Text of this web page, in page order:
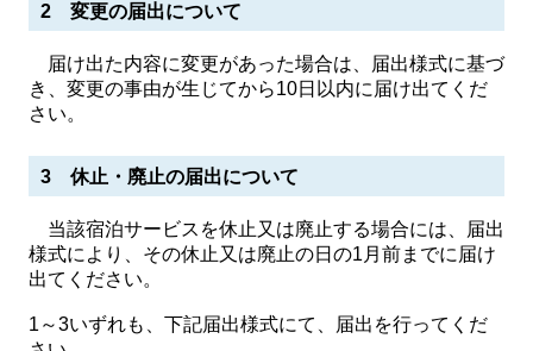
2 変更の届出について
届け出た内容に変更があった場合は、届出様式に基づ
き、変更の事由が生じてから10日以内に届け出てくだ
さい。
3 休止・廃止の届出について
当該宿泊サービスを休止又は廃止する場合には、届出
様式により、その休止又は廃止の日の1月前までに届け
出てください。
1～3いずれも、下記届出様式にて、届出を行ってくだ